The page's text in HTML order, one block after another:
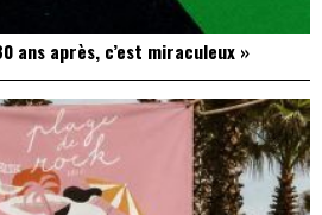
ans après, c’est miraculeux »